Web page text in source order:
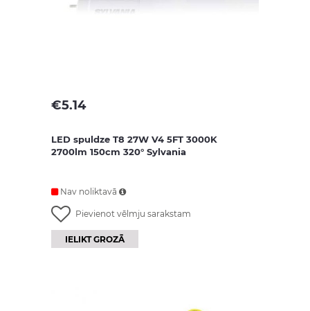
€5.14
LED spuldze T8 27W V4 5FT 3000K
2700lm 150cm 320° Sylvania
Nav noliktavā
Pievienot vēlmju sarakstam
IELIKT GROZĀ